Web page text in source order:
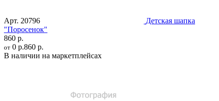
Арт. 20796
Детская шапка
"Поросенок"
860 р.
от 0 р.860 р.
В наличии на маркетплейсах